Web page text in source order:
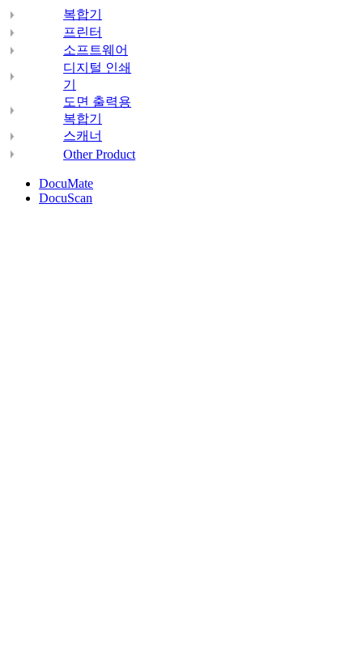
복합기
프린터
소프트웨어
디지털 인쇄
기
도면 출력용
복합기
스캐너
Other Product
DocuMate
DocuScan